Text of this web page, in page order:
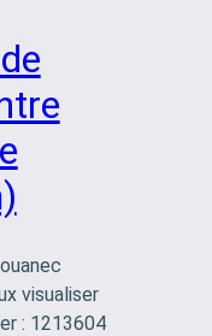
visualiser
: 1213604